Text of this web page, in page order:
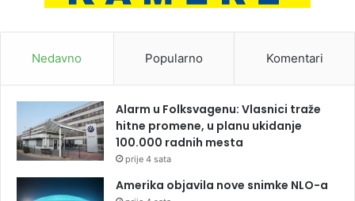
Nedavno Popularno Komentari
Alarm u Folksvagenu: Vlasnici traže
hitne promene, u planu ukidanje
100.000 radnih mesta
prije 4 sata
Amerika objavila nove snimke NLO-a